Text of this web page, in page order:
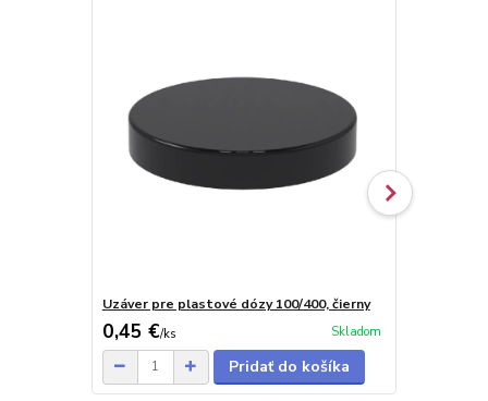
Uzáver pre plastové dózy 100/400, čierny
0,45 €/ks Skladom
Pridať do košíka